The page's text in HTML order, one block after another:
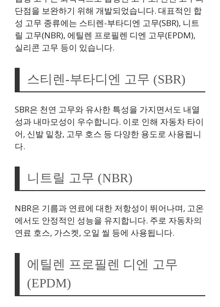
단점을 보완하기 위해 개발되었습니다. 대표적인 합
성 고무 종류에는 스티렌-부타디엔 고무(SBR), 니트
릴 고무(NBR), 에틸렌 프로필렌 디엔 고무(EPDM),
실리콘 고무 등이 있습니다.
스티렌-부타디엔 고무 (SBR)
SBR은 천연 고무와 유사한 특성을 가지면서도 내열
성과 내마모성이 우수합니다. 이로 인해 자동차 타이
어, 신발 밑창, 고무 호스 등 다양한 용도로 사용됩니
다.
니트릴 고무 (NBR)
NBR은 기름과 연료에 대한 저항성이 뛰어나며, 고온
에서도 안정적인 성능을 유지합니다. 주로 자동차의
연료 호스, 가스켓, 오일 씰 등에 사용됩니다.
에틸렌 프로필렌 디엔 고무
(EPDM)